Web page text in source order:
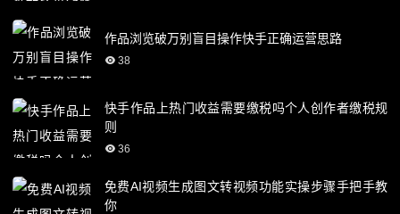
作品浏览破万别盲目操作快手正确运营思路
38
快手作品上热门收益需要缴税吗个人创作者缴税规
则
36
免费AI视频生成图文转视频功能实操步骤手把手教
你